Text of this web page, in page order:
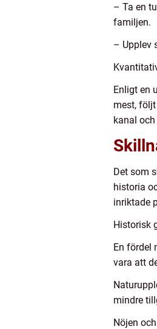
– Ta en
familjen.
– Upplev
Enligt en
mest,
kanal
Det som
historia
inriktade
Historisk
En fördel
vara att
mindre
Nöjen